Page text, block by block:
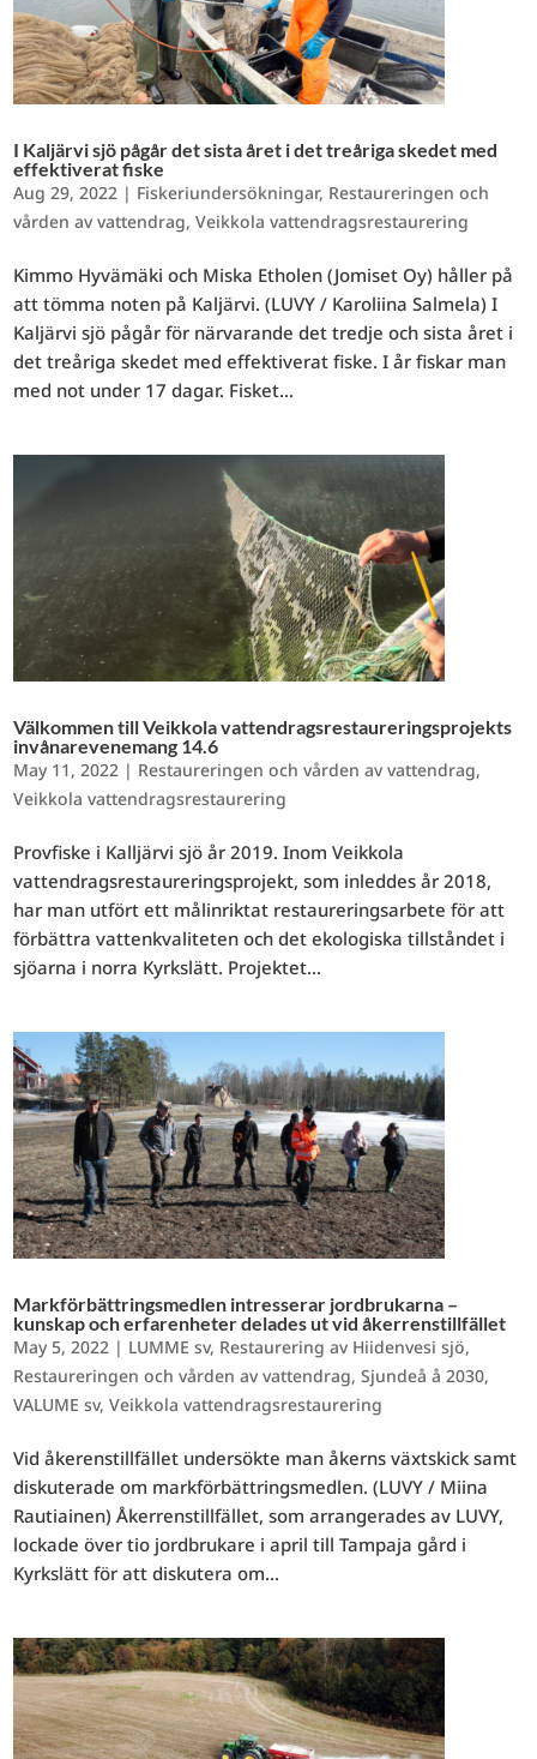
I Kaljärvi sjö pågår det sista året i det treåriga skedet med
effektiverat fiske
Aug 29, 2022 | Fiskeriundersökningar, Restaureringen och
vården av vattendrag,Veikkola vattendragsrestaurering
Kimmo Hyvämäki och Miska Etholen (Jomiset Oy) håller på
att tömma noten på Kaljärvi. (LUVY / Karoliina Salmela) I
Kaljärvi sjö pågår för närvarande det tredje och sista året i
det treåriga skedet med effektiverat fiske. I år fiskar man
med not under 17 dagar. Fisket...
Välkommen till Veikkola vattendragsrestaureringsprojekts
invånarevenemang 14.6
May 11, 2022 | Restaureringen och vården av vattendrag,
Veikkola vattendragsrestaurering
Provfiske i Kalljärvi sjö år 2019. Inom Veikkola
vattendragsrestaureringsprojekt, som inleddes år 2018,
har man utfört ett målinriktat restaureringsarbete för att
förbättra vattenkvaliteten och det ekologiska tillståndet i
sjöarna i norra Kyrkslätt. Projektet...
Markförbättringsmedlen intresserar jordbrukarna –
kunskap och erfarenheter delades ut vid åkerrenstillfället
May 5, 2022 | LUMME sv, Restaurering av Hiidenvesi sjö,
Restaureringen och vården av vattendrag,Sjundeå å 2030,
VALUME sv,Veikkola vattendragsrestaurering
Vid åkerenstillfället undersökte man åkerns växtskick samt
diskuterade om markförbättringsmedlen. (LUVY / Miina
Rautiainen) Åkerrenstillfället, som arrangerades av LUVY,
lockade över tio jordbrukare i april till Tampaja gård i
Kyrkslätt för att diskutera om...